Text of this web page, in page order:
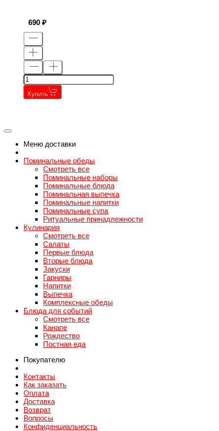
690
Купить
Меню доставки
Поминальные обеды
Смотреть все
Поминальные наборы
Поминальные блюда
Поминальная выпечка
Поминальные напитки
Поминальные супа
Ритуальные принадлежности
Кулинария
Смотреть все
Салаты
Первые блюда
Вторые блюда
Закуски
Гарниры
Напитки
Выпечка
Комплексные обеды
Блюда для событий
Смотреть все
Канапе
Рождество
Постная еда
Покупателю
Контакты
Как заказать
Оплата
Доставка
Возврат
Вопросы
Конфиденциальность